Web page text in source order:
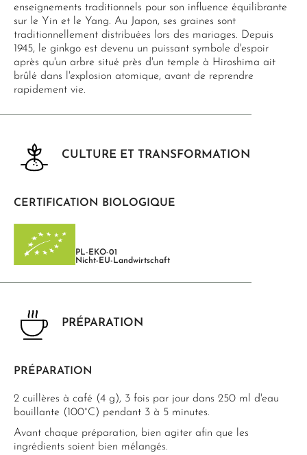
enseignements traditionnels pour son influence équilibrante
sur le Yin et le Yang. Au Japon, ses graines sont
traditionnellement distribuées lors des mariages. Depuis
1945, le ginkgo est devenu un puissant symbole d'espoir
après qu'un arbre situé près d'un temple à Hiroshima ait
brûlé dans l'explosion atomique, avant de reprendre
rapidement vie.
CULTURE ET TRANSFORMATION
CERTIFICATION BIOLOGIQUE
PL-EKO-01
Nicht-EU-Landwirtschaft
PRÉPARATION
PRÉPARATION
2 cuillères à café (4 g), 3 fois par jour dans 250 ml d'eau
bouillante (100°C) pendant 3 à 5 minutes.
Avant chaque préparation, bien agiter afin que les
ingrédients soient bien mélangés.